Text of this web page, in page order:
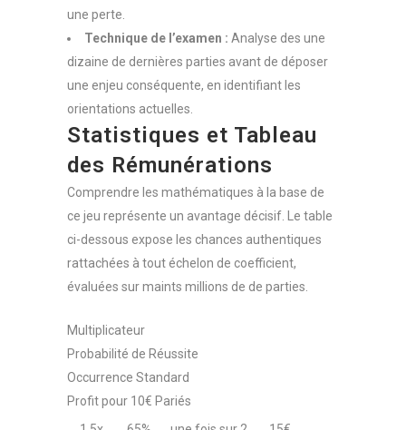
une perte.
Technique de l’examen : Analyse des une
dizaine de dernières parties avant de déposer
une enjeu conséquente, en identifiant les
orientations actuelles.
Statistiques et Tableau
des Rémunérations
Comprendre les mathématiques à la base de
ce jeu représente un avantage décisif. Le table
ci-dessous expose les chances authentiques
rattachées à tout échelon de coefficient,
évaluées sur maints millions de de parties.
Multiplicateur
Probabilité de Réussite
Occurrence Standard
Profit pour 10€ Pariés